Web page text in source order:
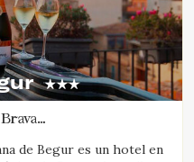
de Begur es un hotel en
almacenar información
personales del usuario
de sus hábitos de
conocer los hábitos
mostrar publicidad
del usuario.